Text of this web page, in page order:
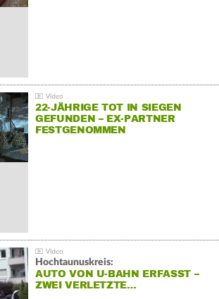
22-JÄHRIGE TOT IN SIEGEN
GEFUNDEN – EX-PARTNER
FESTGENOMMEN
Hochtaunuskreis:
AUTO VON U-BAHN ERFASST –
ZWEI VERLETZTE…